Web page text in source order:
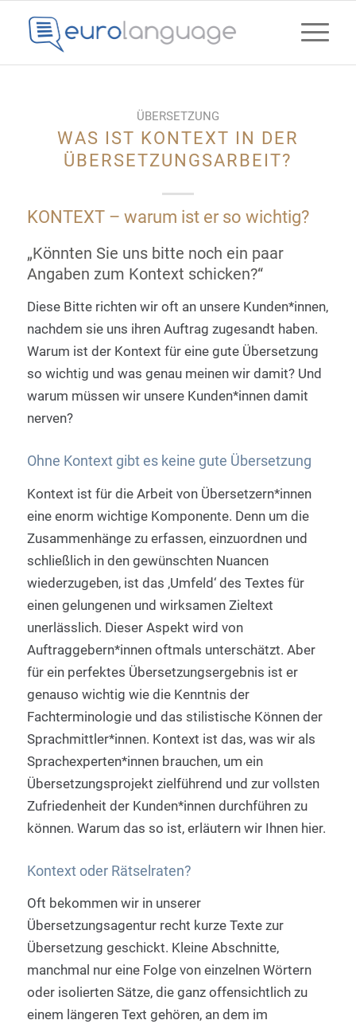
ÜBERSETZUNG
WAS IST KONTEXT IN DER
ÜBERSETZUNGSARBEIT?
KONTEXT – warum ist er so wichtig?
„Könnten Sie uns bitte noch ein paar
Angaben zum Kontext schicken?“
Diese Bitte richten wir oft an unsere Kunden*innen,
nachdem sie uns ihren Auftrag zugesandt haben.
Warum ist der Kontext für eine gute Übersetzung
so wichtig und was genau meinen wir damit? Und
warum müssen wir unsere Kunden*innen damit
nerven?
Ohne Kontext gibt es keine gute Übersetzung
Kontext ist für die Arbeit von Übersetzern*innen
eine enorm wichtige Komponente. Denn um die
Zusammenhänge zu erfassen, einzuordnen und
schließlich in den gewünschten Nuancen
wiederzugeben, ist das ‚Umfeld‘ des Textes für
einen gelungenen und wirksamen Zieltext
unerlässlich. Dieser Aspekt wird von
Auftraggebern*innen oftmals unterschätzt. Aber
für ein perfektes Übersetzungsergebnis ist er
genauso wichtig wie die Kenntnis der
Fachterminologie und das stilistische Können der
Sprachmittler*innen. Kontext ist das, was wir als
Sprachexperten*innen brauchen, um ein
Übersetzungsprojekt zielführend und zur vollsten
Zufriedenheit der Kunden*innen durchführen zu
können. Warum das so ist, erläutern wir Ihnen hier.
Kontext oder Rätselraten?
Oft bekommen wir in unserer
Übersetzungsagentur recht kurze Texte zur
Übersetzung geschickt. Kleine Abschnitte,
manchmal nur eine Folge von einzelnen Wörtern
oder isolierten Sätze, die ganz offensichtlich zu
einem längeren Text gehören, an dem im